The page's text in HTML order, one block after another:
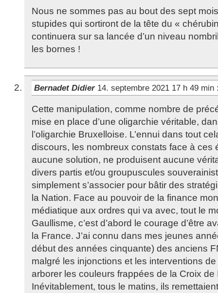
Nous ne sommes pas au bout des sept
stupides qui sortiront de la tête du «
continuera sur sa lancée d’un niveau
les bornes !
Bernadet Didier 14. septembre 2021 17 h 49 min
Cette manipulation, comme nombre de
mise en place d’une oligarchie véritable,
l’oligarchie Bruxelloise. L’ennui dans tout
discours, les nombreux constats face à ces
aucune solution, ne produisent aucune
divers partis et/ou groupuscules
simplement s’associer pour bâtir des
la Nation. Face au pouvoir de la finance
médiatique aux ordres qui va avec, tout le
Gaullisme, c’est d’abord le courage d’être
la France. J’ai connu dans mes jeunes
début des années cinquante) des anciens
malgré les injonctions et les interventions
arborer les couleurs frappées de la Croix de
Inévitablement, tous le matins, ils